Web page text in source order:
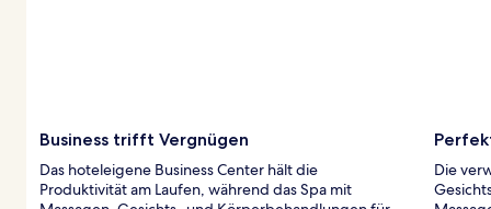
Business trifft Vergnügen
Das hoteleigene Business Center hält die
Produktivität am Laufen, während das Spa mit
Die